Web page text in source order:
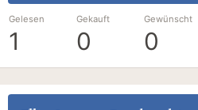
Gelesen
1
Gekauft
0
Gewünscht
0